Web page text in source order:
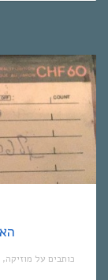
~
כותבים על מוזיקה,